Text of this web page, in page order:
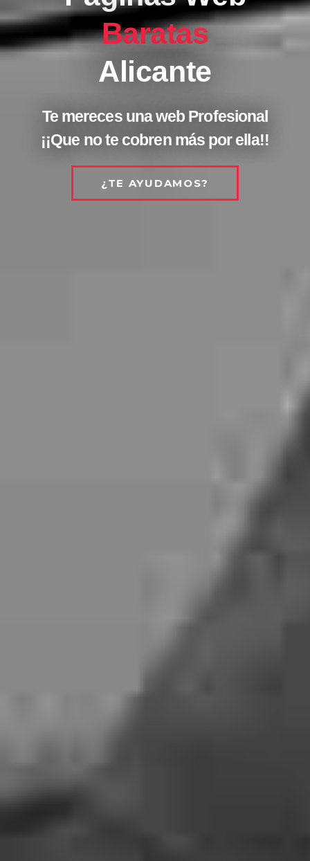
Baratas
Alicante
Te mereces una web Profesional
¡¡Que no te cobren más por ella!!
¿TE AYUDAMOS?